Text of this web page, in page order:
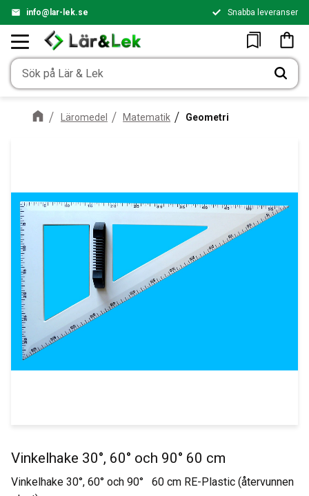
info@lar-lek.se Snabba leveranser
Favoriter
Läromedel Matematik Geometri
Vinkelhake 30°, 60° och 90° 60 cm
Vinkelhake 30°, 60° och 90° 60 cm RE-Plastic (återvunnen